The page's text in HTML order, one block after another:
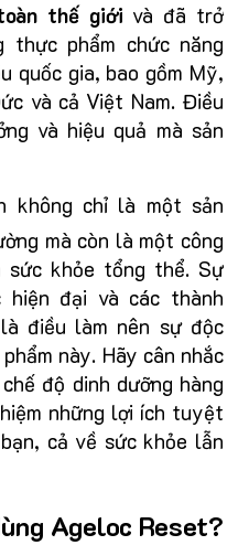
thế giới và đã trở
thực phẩm chức năng
quốc gia, bao gồm Mỹ,
và cả Việt Nam. Điều
và hiệu quả mà sản
không chỉ là một sản
mà còn là một công
khỏe tổng thể. Sự
đại và các thành
điều làm nên sự độc
này. Hãy cân nhắc
độ dinh dưỡng hàng
những lợi ích tuyệt
cả về sức khỏe lẫn
Ageloc Reset?